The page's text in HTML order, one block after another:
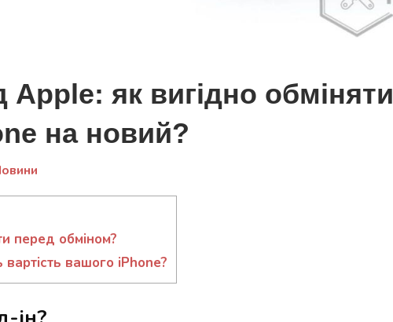
Apple: як вигідно обміняти
на новий?
перед обміном?
вашого iPhone?